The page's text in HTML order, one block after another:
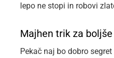
lepo ne stopi in robovi
Majhen trik za
Pekač naj bo dobro